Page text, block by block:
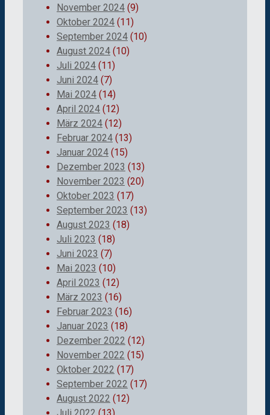
November 2024 (9)
Oktober 2024 (11)
September 2024 (10)
August 2024 (10)
Juli 2024 (11)
Juni 2024 (7)
Mai 2024 (14)
April 2024 (12)
März 2024 (12)
Februar 2024 (13)
Januar 2024 (15)
Dezember 2023 (13)
November 2023 (20)
Oktober 2023 (17)
September 2023 (13)
August 2023 (18)
Juli 2023 (18)
Juni 2023 (7)
Mai 2023 (10)
April 2023 (12)
März 2023 (16)
Februar 2023 (16)
Januar 2023 (18)
Dezember 2022 (12)
November 2022 (15)
Oktober 2022 (17)
September 2022 (17)
August 2022 (12)